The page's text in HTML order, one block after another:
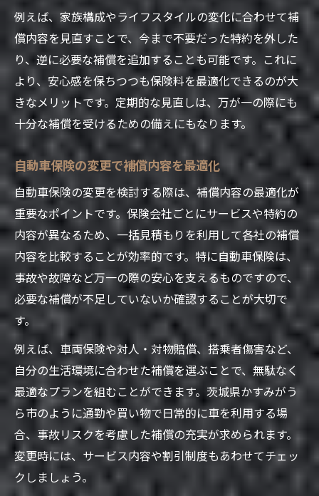
自動車保険の比較のポイントと見積もり活用法
自動車保険比較時に重視したい補償内容
自動車保険の見積もりで費用とサービスを
分析
自動車保険の等級や割引制度を上手に使う
方法
自動車保険会社の信頼性を見極めるチェッ
ク法
見積もり活用で自動車保険の選択肢を広げ
る
忙しい方へ スマホで自動車保険の見積もり革命
スマホで手軽に自動車保険を一括見積もり
自動車保険見積もりがスキマ時間で完結す
る理由
時短で自動車保険を探す最新の方法
スマホ操作で自動車保険の比較が簡単に
自動車保険の手続きがスマホでストレスフ
リーに
割引を最大限活用する自動車保険選びのコツ
自動車保険の各種割引制度を徹底活用
自動車保険の等級アップで保険料を節約
例えば、家族構成やライフスタイルの変化に合わせて補
償内容を見直すことで、今まで不要だった特約を外した
り、逆に必要な補償を追加することも可能です。これに
より、安心感を保ちつつも保険料を最適化できるのが大
きなメリットです。定期的な見直しは、万が一の際にも
十分な補償を受けるための備えにもなります。
自動車保険の変更で補償内容を最適化
自動車保険の変更を検討する際は、補償内容の最適化が
重要なポイントです。保険会社ごとにサービスや特約の
内容が異なるため、一括見積もりを利用して各社の補償
内容を比較することが効率的です。特に自動車保険は、
事故や故障など万一の際の安心を支えるものですので、
必要な補償が不足していないか確認することが大切で
す。
例えば、車両保険や対人・対物賠償、搭乗者傷害など、
自分の生活環境に合わせた補償を選ぶことで、無駄なく
最適なプランを組むことができます。茨城県かすみがう
ら市のように通勤や買い物で日常的に車を利用する場
合、事故リスクを考慮した補償の充実が求められます。
変更時には、サービス内容や割引制度もあわせてチェッ
クしましょう。